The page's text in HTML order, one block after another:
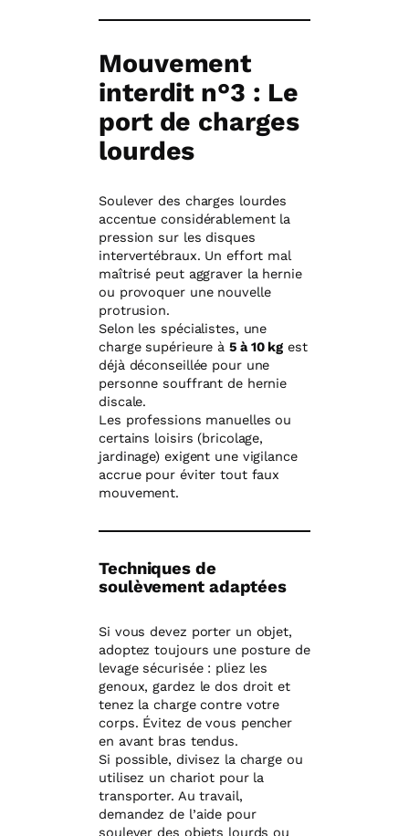
Mouvement
interdit n°3 : Le
port de charges
lourdes
Soulever des charges lourdes
accentue considérablement la
pression sur les disques
intervertébraux. Un effort mal
maîtrisé peut aggraver la hernie
ou provoquer une nouvelle
protrusion.
Selon les spécialistes, une
charge supérieure à 5 à 10 kg est
déjà déconseillée pour une
personne souffrant de hernie
discale.
Les professions manuelles ou
certains loisirs (bricolage,
jardinage) exigent une vigilance
accrue pour éviter tout faux
mouvement.
Techniques de
soulèvement adaptées
Si vous devez porter un objet,
adoptez toujours une posture de
levage sécurisée : pliez les
genoux, gardez le dos droit et
tenez la charge contre votre
corps. Évitez de vous pencher
en avant bras tendus.
Si possible, divisez la charge ou
utilisez un chariot pour la
transporter. Au travail,
demandez de l’aide pour